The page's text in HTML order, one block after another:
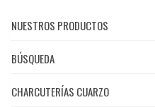
NUESTROS PRODUCTOS
BÚSQUEDA
CHARCUTERÍAS CUARZO